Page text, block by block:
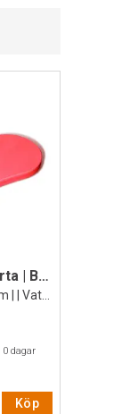
Flytleksak Hjärta | Basänglek
Flotte 76x87x5 cm | | Vattenlek
0dagar
Köp